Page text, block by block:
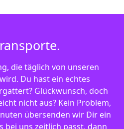
die täglich von unseren
Du hast ein echtes
Glückwunsch, doch
nicht aus? Kein Problem,
übersenden wir Dir ein
bei uns zeitlich passt, dann